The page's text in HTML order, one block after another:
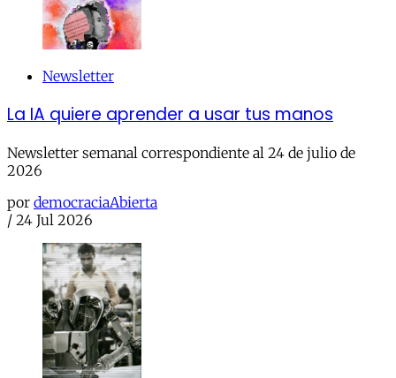
Newsletter
La IA quiere aprender a usar tus manos
Newsletter semanal correspondiente al 24 de julio de
2026
por democraciaAbierta
/ 24 Jul 2026